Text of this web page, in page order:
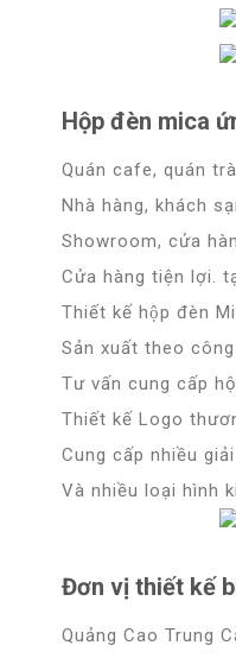
Hộp đèn mica
Quán cafe, quán
Nhà hàng, khách
Showroom, cửa
Cửa hàng tiện lợi.
Thiết kế hộp đèn
Sản xuất theo
Tư vấn cung cấp
Thiết kế Logo
Cung cấp nhiều
Và nhiều loại hình
Đơn vị thiết kế
Quảng Cao Trung